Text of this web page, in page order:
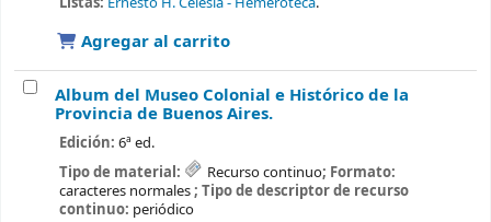
Agregar al carrito
Album del Museo Colonial e Histórico de la
Provincia de Buenos Aires.
Edición: 6ª ed.
Tipo de material:
Recurso continuo; Formato:
caracteres normales; Tipo de descriptor de recurso
continuo: periódico